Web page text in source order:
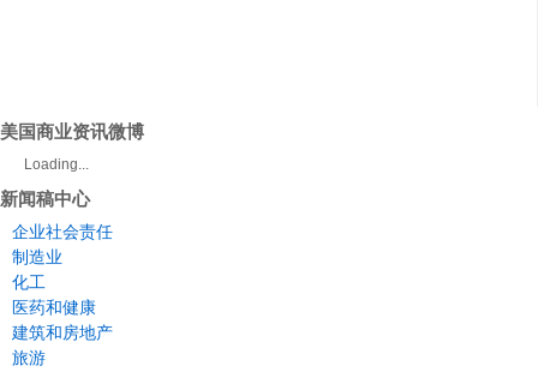
美国商业资讯微博
Loading...
新闻稿中心
企业社会责任
制造业
化工
医药和健康
建筑和房地产
旅游